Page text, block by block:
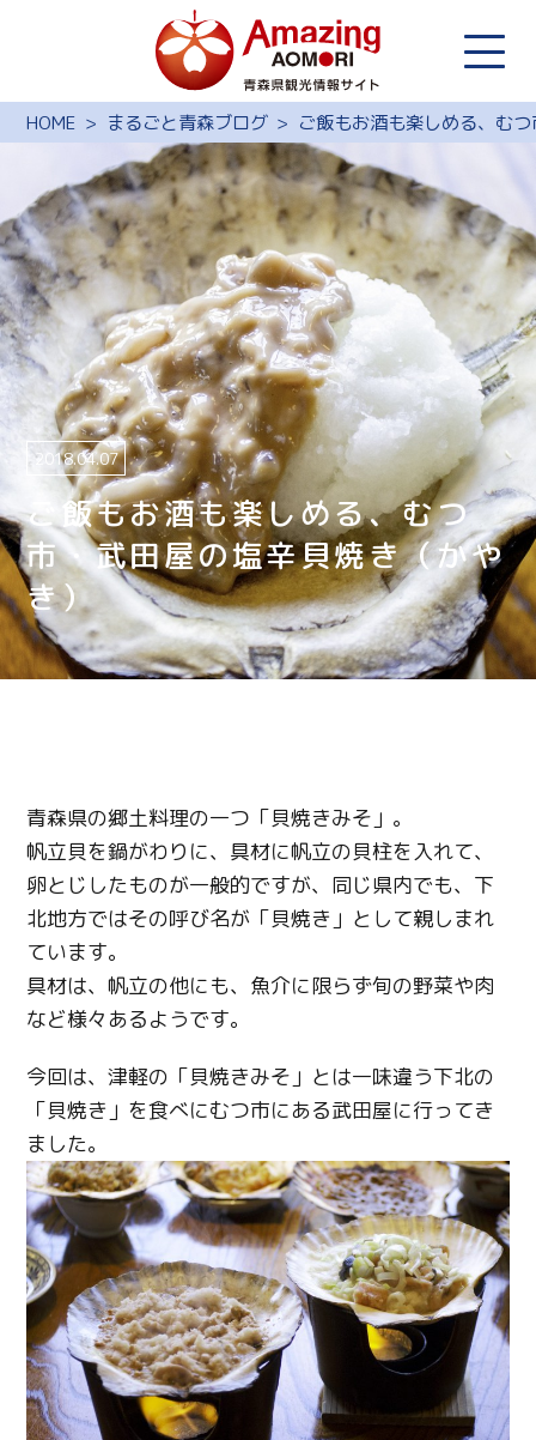
HOME まるごと青森ブログ ご飯もお酒も楽しめる、む
ご飯もお酒も楽しめる、むつ
市・武田屋の塩辛貝焼き（かや
き）
2018.04.07
青森県の郷土料理の一つ「貝焼きみそ」。
帆立貝を鍋がわりに、具材に帆立の貝柱を入れて、
卵とじしたものが一般的ですが、同じ県内でも、下
北地方ではその呼び名が「貝焼き」として親しまれ
ています。
具材は、帆立の他にも、魚介に限らず旬の野菜や肉
など様々あるようです。
今回は、津軽の「貝焼きみそ」とは一味違う下北の
「貝焼き」を食べにむつ市にある武田屋に行ってき
ました。